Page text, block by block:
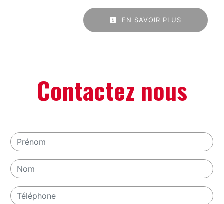
EN SAVOIR PLUS
Contactez nous